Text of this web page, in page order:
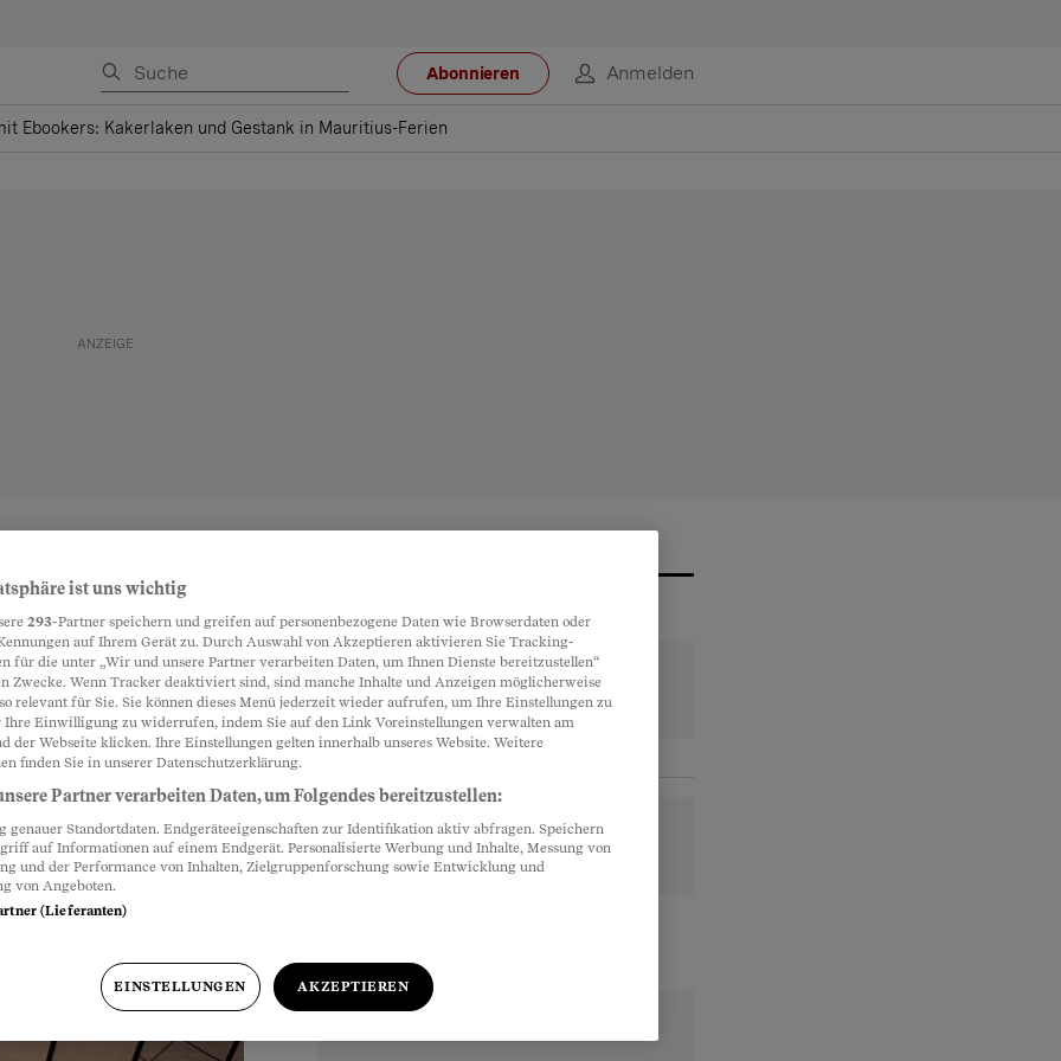
Abonnieren Anmelden
Ebookers: Kakerlaken und Gestank in Mauritius-Ferien
– und
Bettwäsche.
ein Debakel.
ist uns wichtig
293-Partner speichern und greifen auf personenbezogene Daten wie Browserdaten oder
auf Ihrem Gerät zu. Durch Auswahl von Akzeptieren aktivieren Sie Tracking-
für die unter „Wir und unsere Partner verarbeiten Daten, um Ihnen Dienste bereitzustellen“
Zwecke. Wenn Tracker deaktiviert sind, sind manche Inhalte und Anzeigen möglicherweise
relevant für Sie. Sie können dieses Menü jederzeit wieder aufrufen, um Ihre Einstellungen zu
Ihre Einwilligung zu widerrufen, indem Sie auf den Link Voreinstellungen verwalten am
der Webseite klicken. Ihre Einstellungen gelten innerhalb unseres Website. Weitere
finden Sie in unserer Datenschutzerklärung.
Partner verarbeiten Daten, um Folgendes bereitzustellen:
genauer Standortdaten. Endgeräteeigenschaften zur Identifikation aktiv abfragen. Speichern
auf Informationen auf einem Endgerät. Personalisierte Werbung und Inhalte, Messung von
und der Performance von Inhalten, Zielgruppenforschung sowie Entwicklung und
von Angeboten.
(Lieferanten)
EINSTELLUNGEN AKZEPTIEREN